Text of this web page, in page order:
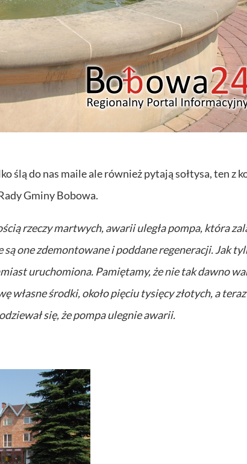
ślą do nas maile ale również pytają sołtysa, ten z
Gminy Bobowa.
rzeczy martwych, awarii uległa pompa, która
są one zdemontowane i poddane regeneracji. Jak
uruchomiona. Pamiętamy, że nie tak dawno
środki, około pięciu tysięcy złotych, a teraz
się, że pompa ulegnie awarii.